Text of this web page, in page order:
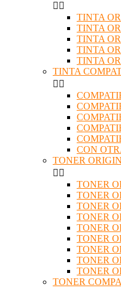
 
TINTA
TINTA
TINTA
TINTA
TINTA
TINTA
 
CON
TONER
 
TONER
TONER
TONER
TONER
TONER
TONER
TONER
TONER
TONER
TONER